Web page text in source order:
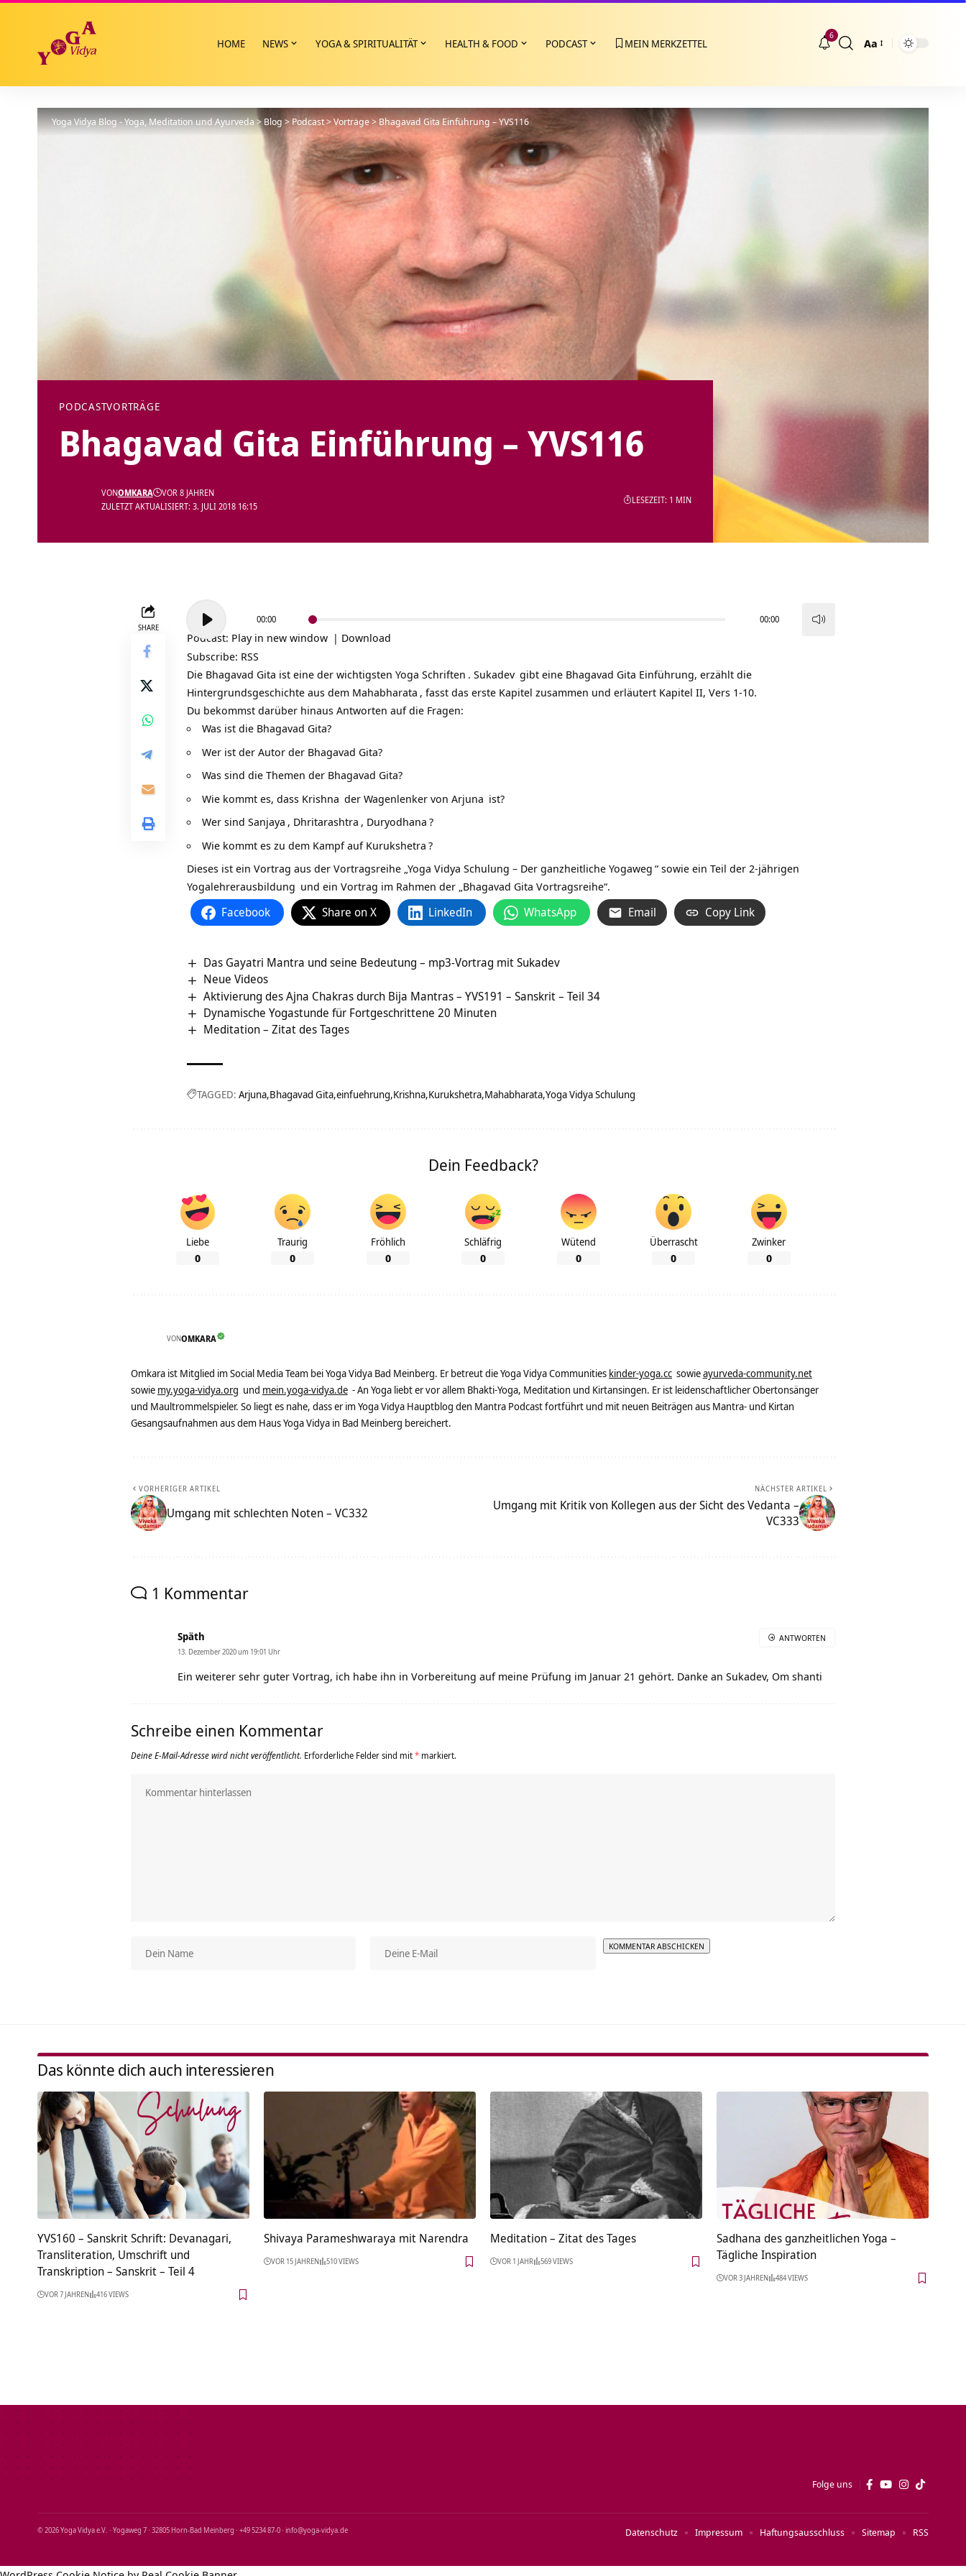
HOME NEWS YOGA & SPIRITUALITÄT HEALTH & FOOD PODCAST MEIN MERKZETTEL
6
Größenänderung
Aa
Yoga Vidya Blog - Yoga, Meditation und Ayurveda>Blog>Podcast>Vorträge>Bhagavad Gita Einführung – YVS116
PODCASTVORTRÄGE
Bhagavad Gita Einführung – YVS116
ZULETZT AKTUALISIERT: 3. JULI 2018 16:15
VONOMKARA VOR 8 JAHREN
LESEZEIT: 1 MIN
SHARE
Player
00:00 00:00
Podcast: Play in new window | Download
Subscribe: RSS
Die Bhagavad Gita ist eine der wichtigsten Yoga Schriften . Sukadev gibt eine Bhagavad Gita Einführung, erzählt die
Hintergrundsgeschichte aus dem Mahabharata , fasst das erste Kapitel zusammen und erläutert Kapitel II, Vers 1-10.
Du bekommst darüber hinaus Antworten auf die Fragen:
Was ist die Bhagavad Gita?
Wer ist der Autor der Bhagavad Gita?
Was sind die Themen der Bhagavad Gita?
Wie kommt es, dass Krishna der Wagenlenker von Arjuna ist?
Wer sind Sanjaya , Dhritarashtra , Duryodhana ?
Wie kommt es zu dem Kampf auf Kurukshetra ?
Dieses ist ein Vortrag aus der Vortragsreihe „Yoga Vidya Schulung – Der ganzheitliche Yogaweg “ sowie ein Teil der 2-jährigen
Yogalehrerausbildung und ein Vortrag im Rahmen der „Bhagavad Gita Vortragsreihe“.
Facebook Share on X LinkedIn WhatsApp Email Copy Link
Das Gayatri Mantra und seine Bedeutung – mp3-Vortrag mit Sukadev
Neue Videos
Aktivierung des Ajna Chakras durch Bija Mantras – YVS191 – Sanskrit – Teil 34
Dynamische Yogastunde für Fortgeschrittene 20 Minuten
Meditation – Zitat des Tages
TAGGED: Arjuna Bhagavad Gita einfuehrung Krishna Kurukshetra Mahabharata Yoga Vidya Schulung
Dein Feedback?
Liebe
0
Traurig
0
Fröhlich
0
Schläfrig
0
Wütend
0
Überrascht
0
Zwinker
0
VONOMKARA
Omkara ist Mitglied im Social Media Team bei Yoga Vidya Bad Meinberg. Er betreut die Yoga Vidya Communities kinder-yoga.cc sowieayurveda-community.net
sowie my.yoga-vidya.org und mein.yoga-vidya.de - An Yoga liebt er vor allem Bhakti-Yoga, Meditation und Kirtansingen. Er ist leidenschaftlicher Obertonsänger
und Maultrommelspieler. So liegt es nahe, dass er im Yoga Vidya Hauptblog den Mantra Podcast fortführt und mit neuen Beiträgen aus Mantra- und Kirtan
Gesangsaufnahmen aus dem Haus Yoga Vidya in Bad Meinberg bereichert.
VORHERIGER ARTIKEL
Umgang mit schlechten Noten – VC332
NÄCHSTER ARTIKEL
Umgang mit Kritik von Kollegen aus der Sicht des Vedanta –
VC333
1 Kommentar
Späth
13. Dezember 2020 um 19:01 Uhr
Ein weiterer sehr guter Vortrag, ich habe ihn in Vorbereitung auf meine Prüfung im Januar 21 gehört. Danke an Sukadev, Om shanti
ANTWORTEN
Schreibe einen Kommentar
Deine E-Mail-Adresse wird nicht veröffentlicht. Erforderliche Felder sind mit* markiert.
Das könnte dich auch interessieren
YVS160 – Sanskrit Schrift: Devanagari,
Transliteration, Umschrift und
Transkription – Sanskrit – Teil 4
VOR 7 JAHREN 416 VIEWS
Shivaya Parameshwaraya mit Narendra
VOR 15 JAHREN 510 VIEWS
Meditation – Zitat des Tages
VOR 1 JAHR 569 VIEWS
Sadhana des ganzheitlichen Yoga –
Tägliche Inspiration
VOR 3 JAHREN 484 VIEWS
Folge uns
© 2026 Yoga Vidya e.V. · Yogaweg 7 · 32805 Horn‑Bad Meinberg · +49 5234 87‑0 · info@yoga‑vidya.de Datenschutz Impressum Haftungsausschluss Sitemap RSS